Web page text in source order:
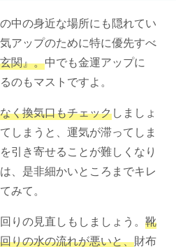
中の身近な場所にも隠れてい
アップのために特に優先すべ
関』。中でも金運アップに
のもマストですよ。
く換気口もチェックしましょ
しまうと、運気が滞ってしま
引き寄せることが難しくなり
、是非細かいところまでキレ
みて。
りの見直しもしましょう。 靴
りの水の流れが悪いと、財布